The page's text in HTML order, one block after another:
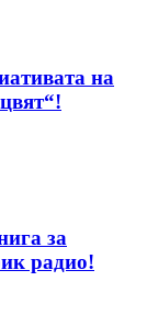
на
за
радио!